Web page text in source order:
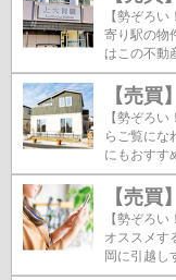
【勢ぞろ
寄り駅の物
はこの不動
【売
【勢ぞろ
らご覧にな
にもおすす
【売買
【勢ぞろ
オススメす
岡に引越し